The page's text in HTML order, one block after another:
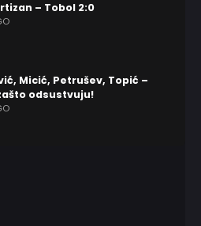
– Tobol 2:0
Micić, Petrušev, Topić –
odsustvuju!